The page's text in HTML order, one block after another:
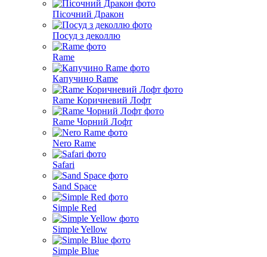
Пісочний Дракон
Посуд з деколлю
Rame
Капучино Rame
Rame Коричневий Лофт
Rame Чорний Лофт
Nero Rame
Safari
Sand Space
Simple Red
Simple Yellow
Simple Blue